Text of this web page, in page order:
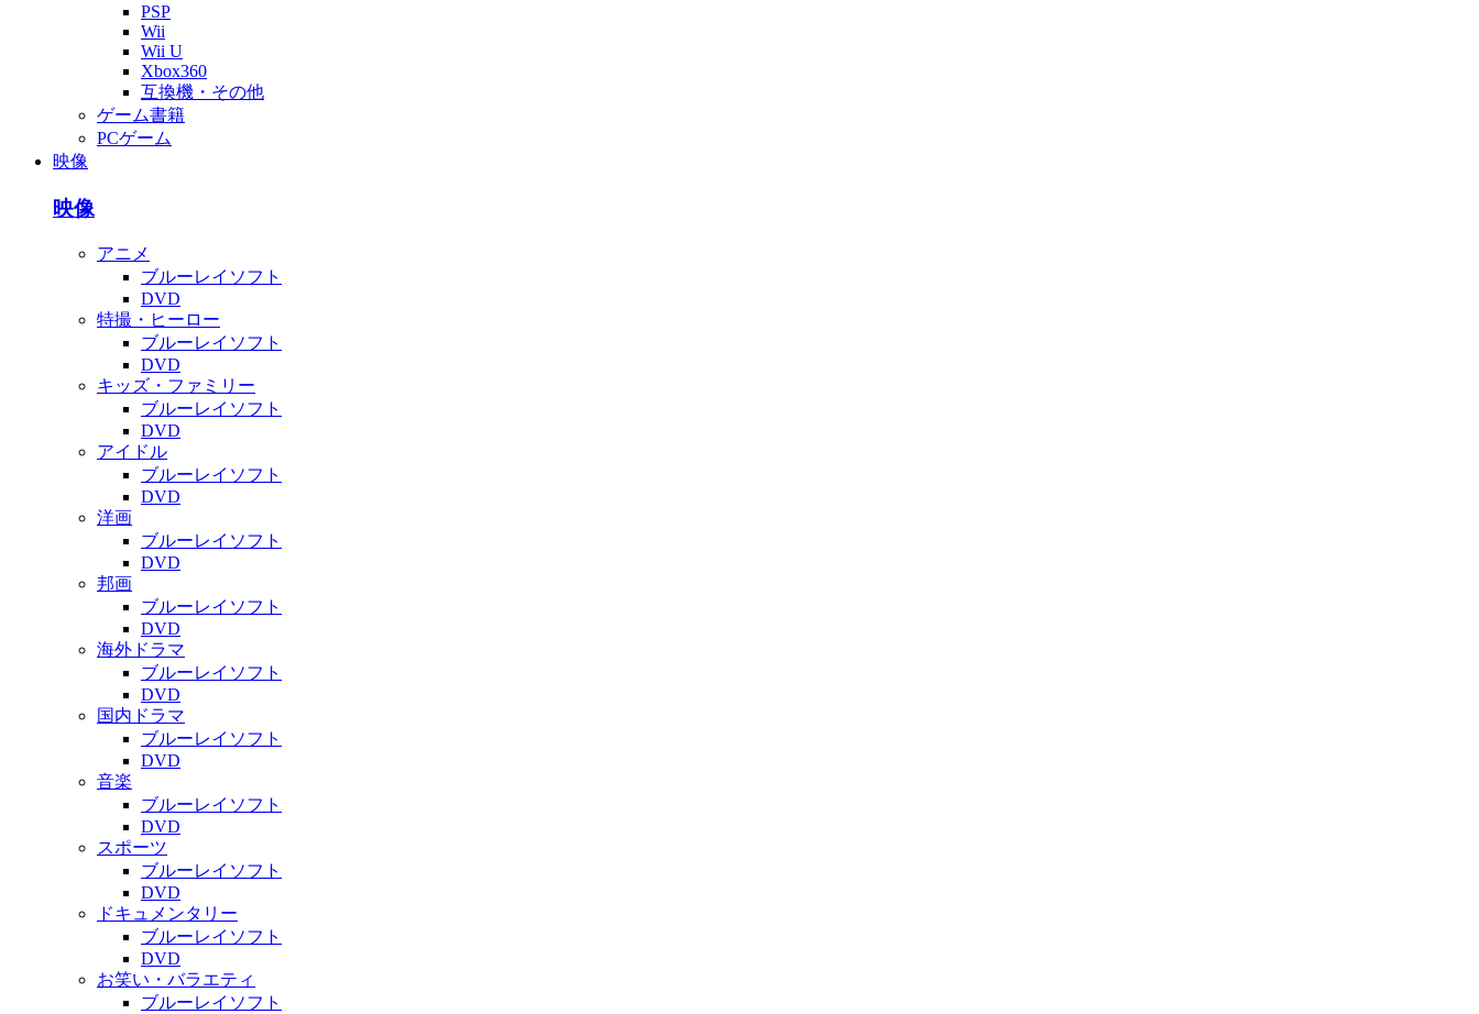
PSP
Wii
Wii U
Xbox360
互換機・その他
ゲーム書籍
PCゲーム
映像
映像
アニメ
ブルーレイソフト
DVD
特撮・ヒーロー
ブルーレイソフト
DVD
キッズ・ファミリー
ブルーレイソフト
DVD
アイドル
ブルーレイソフト
DVD
洋画
ブルーレイソフト
DVD
邦画
ブルーレイソフト
DVD
海外ドラマ
ブルーレイソフト
DVD
国内ドラマ
ブルーレイソフト
DVD
音楽
ブルーレイソフト
DVD
スポーツ
ブルーレイソフト
DVD
ドキュメンタリー
ブルーレイソフト
DVD
お笑い・バラエティ
ブルーレイソフト